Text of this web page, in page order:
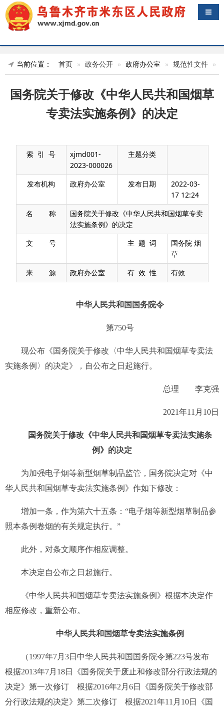
导航
当前位置： 首页 政务公开 政府办公室 规范性文件
国务院关于修改《中华人民共和国烟草
专卖法实施条例》的决定
索 引 号
xjmd001-
2023-000026
主题分类
发布机构 政府办公室 发布日期
2022-03-
17 12:24
名 称
国务院关于修改《中华人民共和国烟草专卖
法实施条例》的决定
文 号
主 题 词
国务院 烟
草
来 源
政府办公室 有 效 性 有效
中华人民共和国国务院令
第750号
现公布《国务院关于修改〈中华人民共和国烟草专卖法
实施条例〉的决定》，自公布之日起施行。
总理 李克强
2021年11月10日
国务院关于修改《中华人民共和国烟草专卖法实施条
例》的决定
为加强电子烟等新型烟草制品监管，国务院决定对《中
华人民共和国烟草专卖法实施条例》作如下修改：
增加一条，作为第六十五条：“电子烟等新型烟草制品参
照本条例卷烟的有关规定执行。”
此外，对条文顺序作相应调整。
本决定自公布之日起施行。
《中华人民共和国烟草专卖法实施条例》根据本决定作
相应修改，重新公布。
中华人民共和国烟草专卖法实施条例
（1997年7月3日中华人民共和国国务院令第223号发布
根据2013年7月18日《国务院关于废止和修改部分行政法规的
决定》第一次修订 根据2016年2月6日《国务院关于修改部
分行政法规的决定》第二次修订 根据2021年11月10日《国